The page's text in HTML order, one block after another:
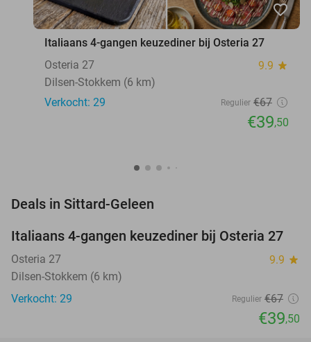
favorite_border
Italiaans 4-gangen keuzediner bij Osteria 27
Osteria 27
9.9 star
Dilsen-Stokkem (6 km)
Verkocht: 29
Regulier €67
€39,50
Deals in Sittard-Geleen
41%
TODAY
Italiaans 4-gangen keuzediner bij Osteria 27
Osteria 27 9.9 star
Dilsen-Stokkem (6 km)
Verkocht: 29
Regulier €67
€39,50